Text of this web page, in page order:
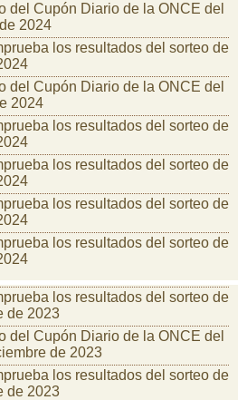
del Cupón Diario de la ONCE del
2024
los resultados del sorteo de
del Cupón Diario de la ONCE del
2024
los resultados del sorteo de
los resultados del sorteo de
los resultados del sorteo de
los resultados del sorteo de
los resultados del sorteo de
de 2023
del Cupón Diario de la ONCE del
de 2023
los resultados del sorteo de
de 2023